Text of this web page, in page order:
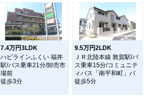
7.4万円3LDK
ハピラインふくい 福井
駅/バス乗車21分/卸売市
場前
徒歩3分
9.5万円2LDK
ＪＲ北陸本線 敦賀駅/バ
ス乗車15分/コミュニテ
ィバス「南平和町」バ
徒歩5分